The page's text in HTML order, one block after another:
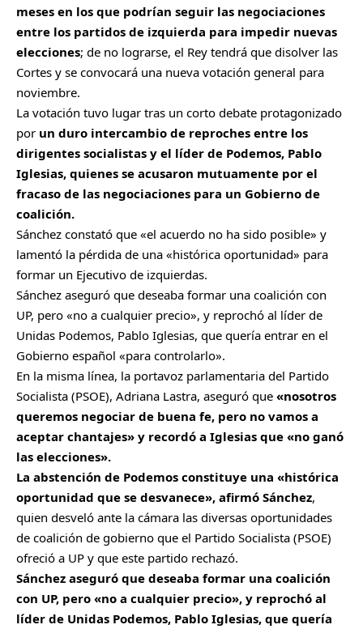
meses en los que podrían seguir las negociaciones
entre los partidos de izquierda para impedir nuevas
elecciones; de no lograrse, el Rey tendrá que disolver las
Cortes y se convocará una nueva votación general para
noviembre.
La votación tuvo lugar tras un corto debate protagonizado
por un duro intercambio de reproches entre los
dirigentes socialistas y el líder de Podemos, Pablo
Iglesias, quienes se acusaron mutuamente por el
fracaso de las negociaciones para un Gobierno de
coalición.
Sánchez constató que «el acuerdo no ha sido posible» y
lamentó la pérdida de una «histórica oportunidad» para
formar un Ejecutivo de izquierdas.
Sánchez aseguró que deseaba formar una coalición con
UP, pero «no a cualquier precio», y reprochó al líder de
Unidas Podemos, Pablo Iglesias, que quería entrar en el
Gobierno español «para controlarlo».
En la misma línea, la portavoz parlamentaria del Partido
Socialista (PSOE), Adriana Lastra, aseguró que «nosotros
queremos negociar de buena fe, pero no vamos a
aceptar chantajes» y recordó a Iglesias que «no ganó
las elecciones».
La abstención de Podemos constituye una «histórica
oportunidad que se desvanece», afirmó Sánchez,
quien desveló ante la cámara las diversas oportunidades
de coalición de gobierno que el Partido Socialista (PSOE)
ofreció a UP y que este partido rechazó.
Sánchez aseguró que deseaba formar una coalición
con UP, pero «no a cualquier precio», y reprochó al
líder de Unidas Podemos, Pablo Iglesias, que quería